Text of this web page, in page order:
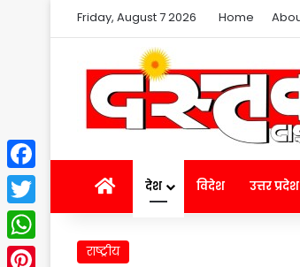
Friday, August 7 2026 Home
Homeदेश विदेश उत्तर प्रदेश
राष्ट्रीय
Facebook
Twitter
WhatsApp